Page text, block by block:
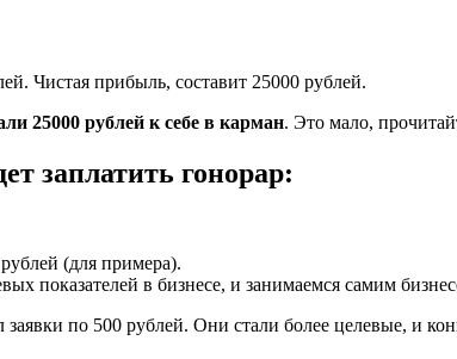
Чистая прибыль, составит 25000 рублей.
25000 рублей к себе в карман. Это мало,
заплатить гонорар:
(для примера).
показателей в бизнесе, и занимаемся самим
по 500 рублей. Они стали более целевые, и